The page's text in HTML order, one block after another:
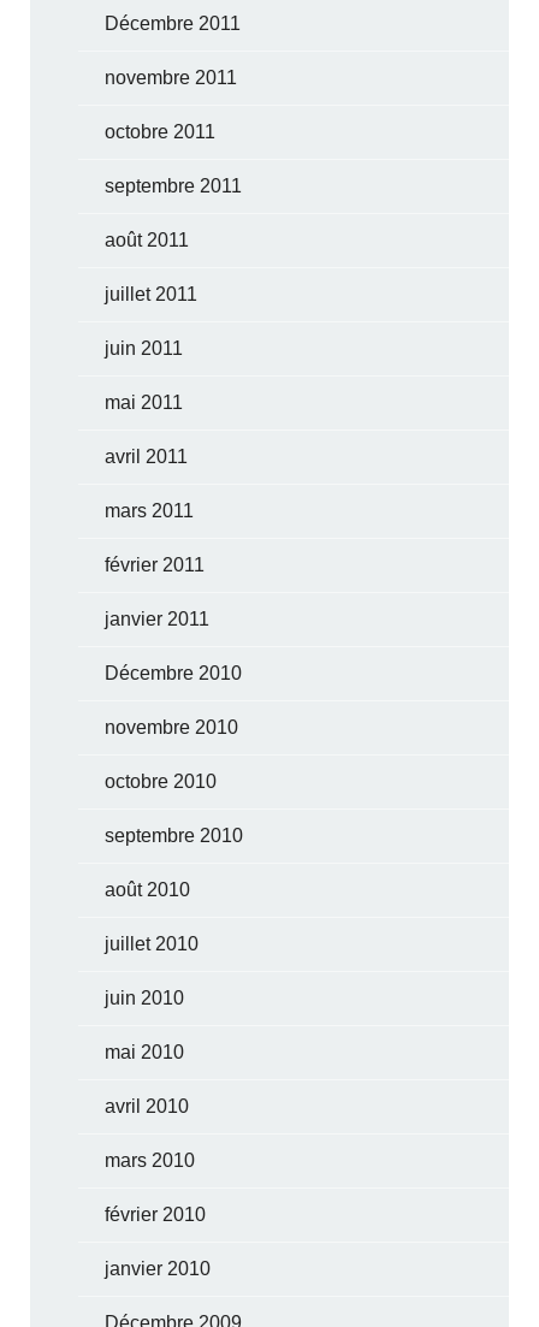
Décembre 2011
novembre 2011
octobre 2011
septembre 2011
août 2011
juillet 2011
juin 2011
mai 2011
avril 2011
mars 2011
février 2011
janvier 2011
Décembre 2010
novembre 2010
octobre 2010
septembre 2010
août 2010
juillet 2010
juin 2010
mai 2010
avril 2010
mars 2010
février 2010
janvier 2010
Décembre 2009